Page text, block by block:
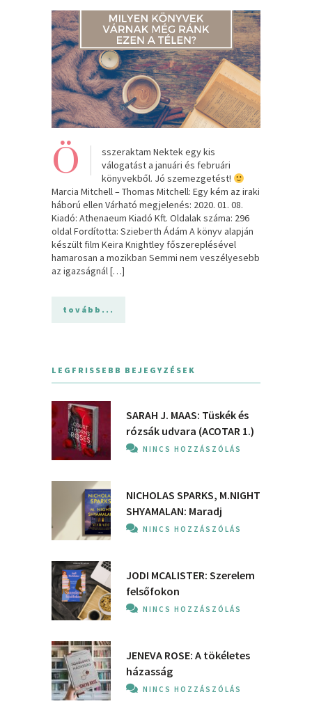
Ö
sszeraktam Nektek egy kis
válogatást a januári és februári
könyvekből. Jó szemezgetést!
Marcia Mitchell – Thomas Mitchell: Egy kém az iraki
háború ellen Várható megjelenés: 2020. 01. 08.
Kiadó: Athenaeum Kiadó Kft. Oldalak száma: 296
oldal Fordította: Szieberth Ádám A könyv alapján
készült film Keira Knightley főszereplésével
hamarosan a mozikban Semmi nem veszélyesebb
az igazságnál […]
tovább...
LEGFRISSEBB BEJEGYZÉSEK
SARAH J. MAAS: Tüskék és
rózsák udvara (ACOTAR 1.)
NINCS HOZZÁSZÓLÁS
NICHOLAS SPARKS, M.NIGHT
SHYAMALAN: Maradj
NINCS HOZZÁSZÓLÁS
JODI MCALISTER: Szerelem
felsőfokon
NINCS HOZZÁSZÓLÁS
JENEVA ROSE: A ​tökéletes
házasság
NINCS HOZZÁSZÓLÁS